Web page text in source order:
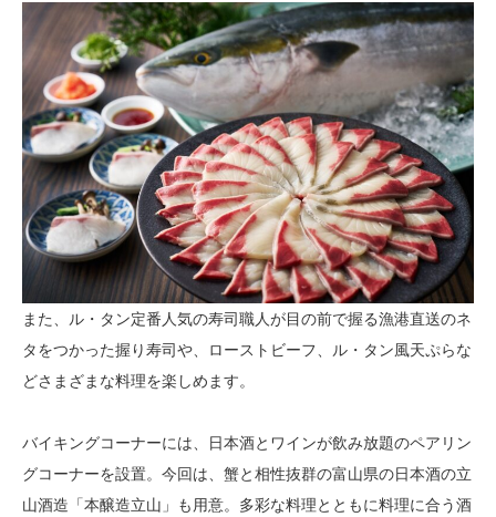
また、ル・タン定番人気の寿司職人が目の前で握る漁港直送のネ
タをつかった握り寿司や、ローストビーフ、ル・タン風天ぷらな
どさまざまな料理を楽しめます。
バイキングコーナーには、日本酒とワインが飲み放題のペアリン
グコーナーを設置。今回は、蟹と相性抜群の富山県の日本酒の立
山酒造「本醸造立山」も用意。多彩な料理とともに料理に合う酒